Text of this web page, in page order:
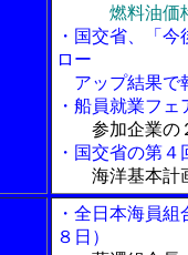
燃料油価
・国交省、「
ロー
アップ結果で
・船員就業フ
参加企業の
・国交省の第
海洋基本計
・全日本海員
８日）